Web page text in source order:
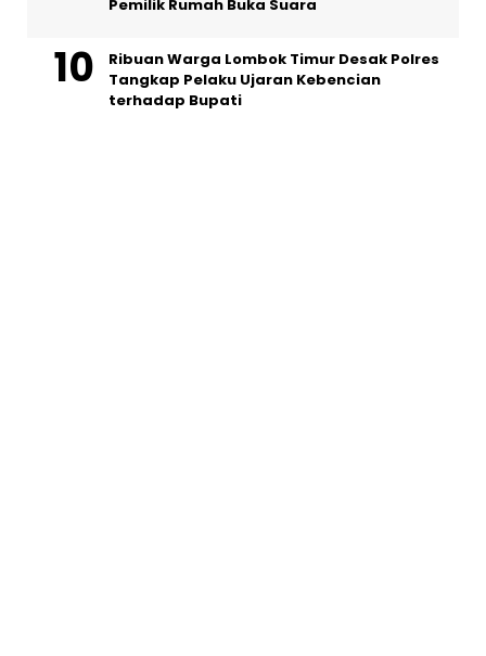
Pemilik Rumah Buka Suara
Ribuan Warga Lombok Timur Desak Polres
Tangkap Pelaku Ujaran Kebencian
terhadap Bupati